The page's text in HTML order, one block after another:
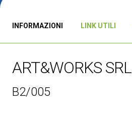
INFORMAZIONI LINK UTILI
ART&WORKS SRL
B2/005